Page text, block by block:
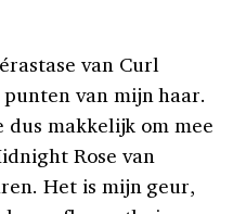
van Curl
van mijn haar.
makkelijk om mee
Rose van
Het is mijn geur,